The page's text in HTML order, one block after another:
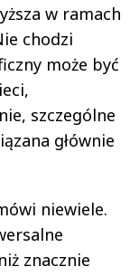
w ramach
chodzi
może być
szczególne
głównie
niewiele.
znacznie